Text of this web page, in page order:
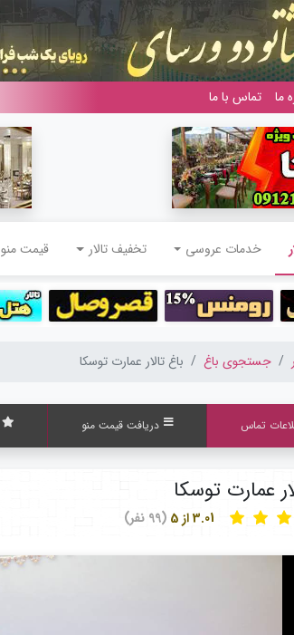
ما تماس با ما
خدمات عروسی تخفیف تالار قیمت منو
جستجوی باغ باغ تالار عمارت توسکا
تماس دریافت قیمت منو
عمارت توسکا
(99 نفر)